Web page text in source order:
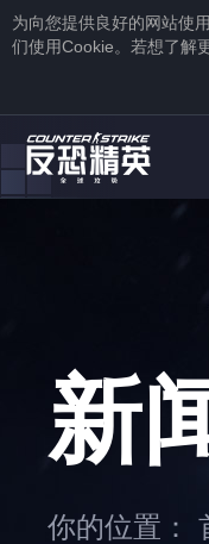
为向您提供良好的网站使
们使用Cookie。若想了解
1
在游戏库中找到并 下
新
你的位置：